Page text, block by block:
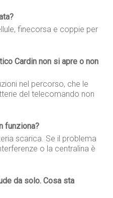
finecorsa e coppie per
Cardin non si apre o non
nel percorso, che le
del telecomando non
funziona?
scarica. Se il problema
o la centralina è
da solo. Cosa sta